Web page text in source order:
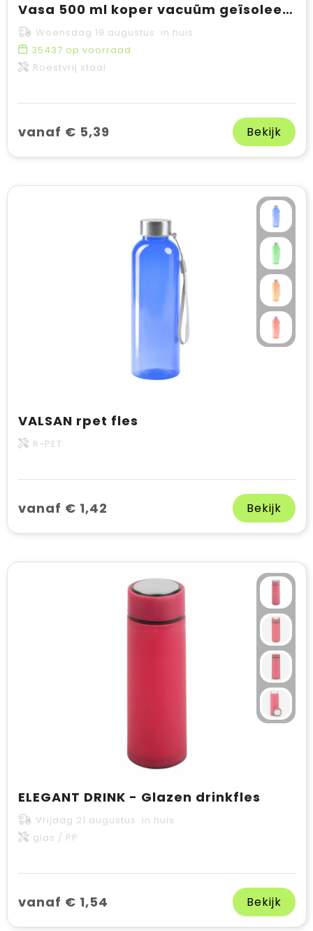
Vasa 500 ml koper vacuüm geïsoleerde fles
Woensdag 19 augustus in huis
35437 op voorraad
Roestvrij staal
vanaf € 5,39 Bekijk
VALSAN rpet fles
R-PET
vanaf € 1,42 Bekijk
ELEGANT DRINK - Glazen drinkfles
Vrijdag 21 augustus in huis
glas / PP
vanaf € 1,54 Bekijk